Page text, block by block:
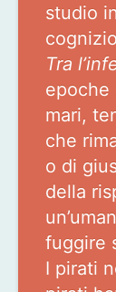
studio
Tra
epoche
mari,
che
o di
della
fuggire
I pirati